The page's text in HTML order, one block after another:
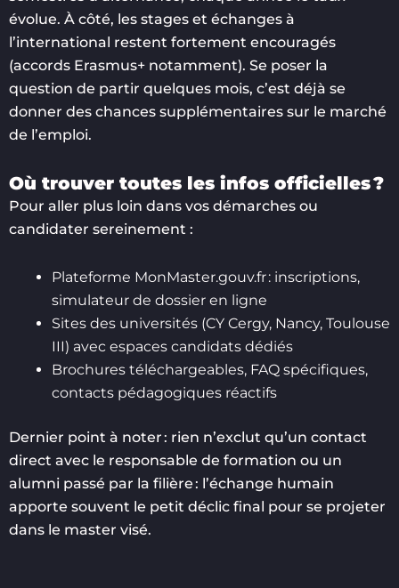
évolue. À côté, les stages et échanges à
l’international restent fortement encouragés
(accords Erasmus+ notamment). Se poser la
question de partir quelques mois, c’est déjà se
donner des chances supplémentaires sur le marché
de l’emploi.
Où trouver toutes les infos officielles ?
Pour aller plus loin dans vos démarches ou
candidater sereinement :
Plateforme MonMaster.gouv.fr : inscriptions,
simulateur de dossier en ligne
Sites des universités (CY Cergy, Nancy, Toulouse
III) avec espaces candidats dédiés
Brochures téléchargeables, FAQ spécifiques,
contacts pédagogiques réactifs
Dernier point à noter : rien n’exclut qu’un contact
direct avec le responsable de formation ou un
alumni passé par la filière : l’échange humain
apporte souvent le petit déclic final pour se projeter
dans le master visé.